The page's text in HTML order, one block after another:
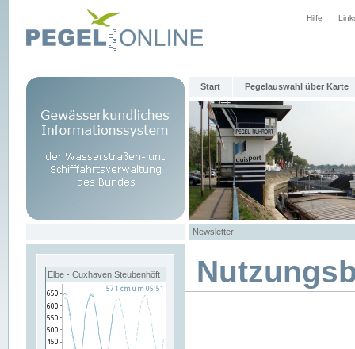
Hilfe
Start Pegelauswahl über Karte
Newsletter
Elbe - Cuxhaven Steubenhöft